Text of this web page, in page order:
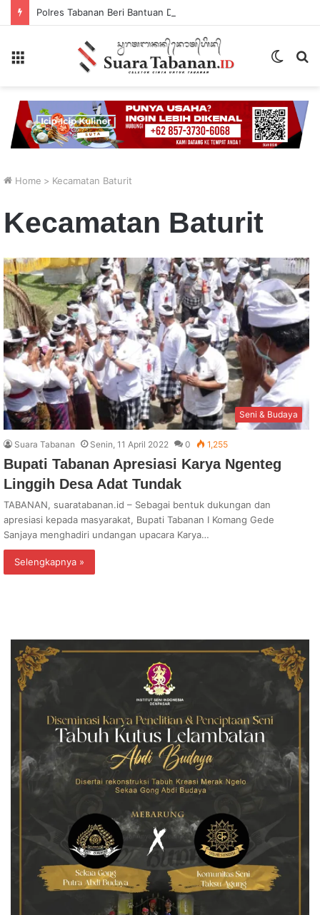
Switch
Home > Kecamatan Baturit
Kecamatan Baturit
Seni & Budaya
Suara Tabanan Senin, 11 April 2022 0 1,255
Bupati Tabanan Apresiasi Karya Ngenteg
Linggih Desa Adat Tundak
TABANAN, suaratabanan.id – Sebagai bentuk dukungan dan
apresiasi kepada masyarakat, Bupati Tabanan I Komang Gede
Sanjaya menghadiri undangan upacara Karya…
Selengkapnya »